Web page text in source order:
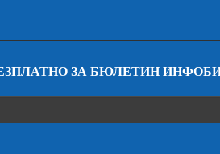
ЗА БЮЛЕТИН